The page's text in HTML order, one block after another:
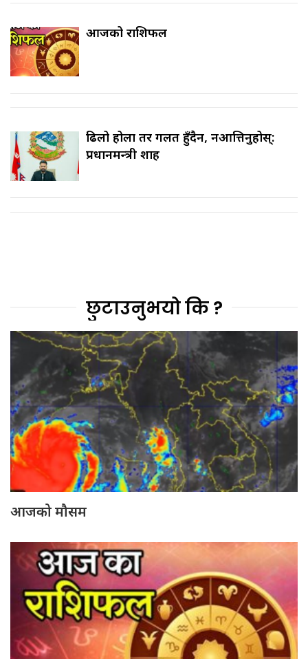
आजको राशिफल
ढिलो होला तर गलत हुँदैन, नआत्तिनुहोस्:
प्रधानमन्त्री शाह
छुटाउनुभयो कि ?
आजको मौसम